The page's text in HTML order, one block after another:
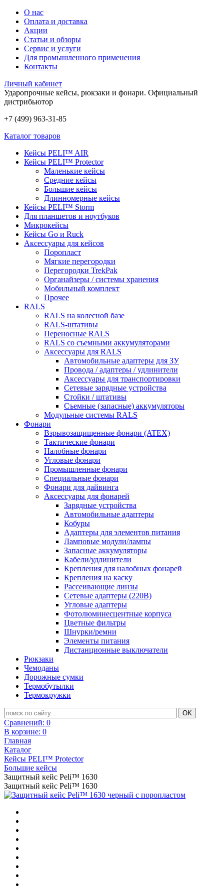
О нас
Оплата и доставка
Акции
Статьи и обзоры
Сервис и услуги
Для промышленного применения
Контакты
Личный кабинет
Ударопрочные кейсы, рюкзаки и фонари. Официальный
дистрибьютор
+7 (499) 963-31-85
Каталог товаров
Кейсы PELI™ AIR
Кейсы PELI™ Protector
Маленькие кейсы
Средние кейсы
Большие кейсы
Длинномерные кейсы
Кейсы PELI™ Storm
Для планшетов и ноутбуков
Микрокейсы
Кейсы Go и Ruck
Аксессуары для кейсов
Поропласт
Мягкие перегородки
Перегородки TrekPak
Органайзеры / системы хранения
Мобильный комплект
Прочее
RALS
RALS на колесной базе
RALS-штативы
Переносные RALS
RALS со съемными аккумуляторами
Аксессуары для RALS
Автомобильные адаптеры для ЗУ
Провода / адаптеры / удлинители
Аксессуары для транспортировки
Сетевые зарядные устройства
Стойки / штативы
Съемные (запасные) аккумуляторы
Модульные системы RALS
Фонари
Взрывозащищенные фонари (ATEX)
Тактические фонари
Налобные фонари
Угловые фонари
Промышленные фонари
Специальные фонари
Фонари для дайвинга
Аксессуары для фонарей
Зарядные устройства
Автомобильные адаптеры
Кобуры
Адаптеры для элементов питания
Ламповые модули/лампы
Запасные аккумуляторы
Кабели/удлинители
Крепления для налобных фонарей
Крепления на каску
Рассеивающие линзы
Сетевые адаптеры (220В)
Угловые адаптеры
Фотолюминесцентные корпуса
Цветные фильтры
Шнурки/ремни
Элементы питания
Дистанционные выключатели
Рюкзаки
Чемоданы
Дорожные сумки
Термобутылки
Термокружки
Сравнений: 0
В корзине: 0
Главная
Каталог
Кейсы PELI™ Protector
Большие кейсы
Защитный кейс Peli™ 1630
Защитный кейс Peli™ 1630